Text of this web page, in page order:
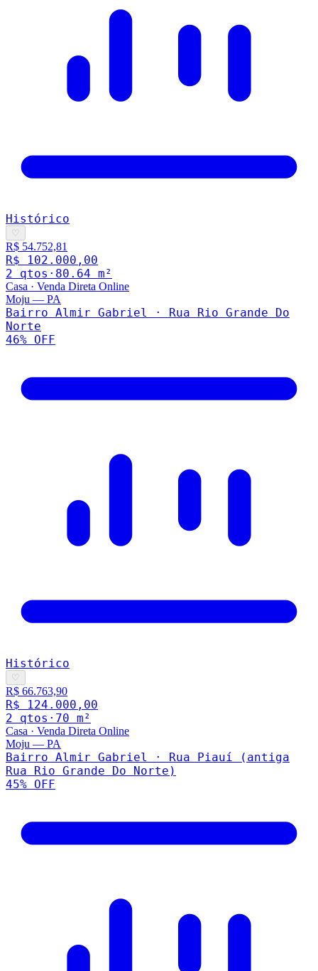
Histórico
♡
R$ 54.752,81
R$ 102.000,00
2 qtos · 80.64 m²
Casa · Venda Direta Online
Moju — PA
Bairro Almir Gabriel · Rua Rio Grande Do
Norte
46% OFF
Histórico
♡
R$ 66.763,90
R$ 124.000,00
2 qtos · 70 m²
Casa · Venda Direta Online
Moju — PA
Bairro Almir Gabriel · Rua Piauí (antiga
Rua Rio Grande Do Norte)
45% OFF